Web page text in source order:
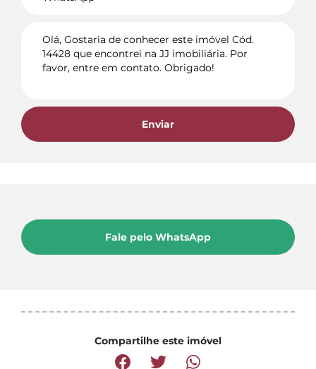
Enviar
Fale pelo WhatsApp
Compartilhe este imóvel